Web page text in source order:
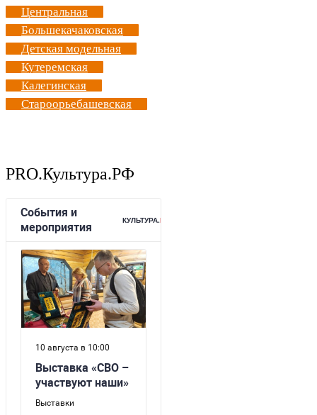
Центральная
Большекачаковская
Детская модельная
Кутеремская
Калегинская
Староорьебашевская
PRO.Культура.РФ